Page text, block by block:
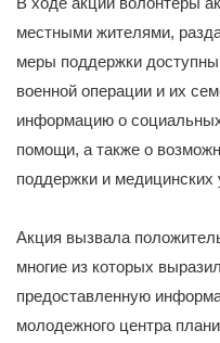
местными жителями,
меры поддержки
военной операции и их
информацию о социальных
помощи, а также о
поддержки и медицинских
Акция вызвала
многие из которых
предоставленную
молодежного центра